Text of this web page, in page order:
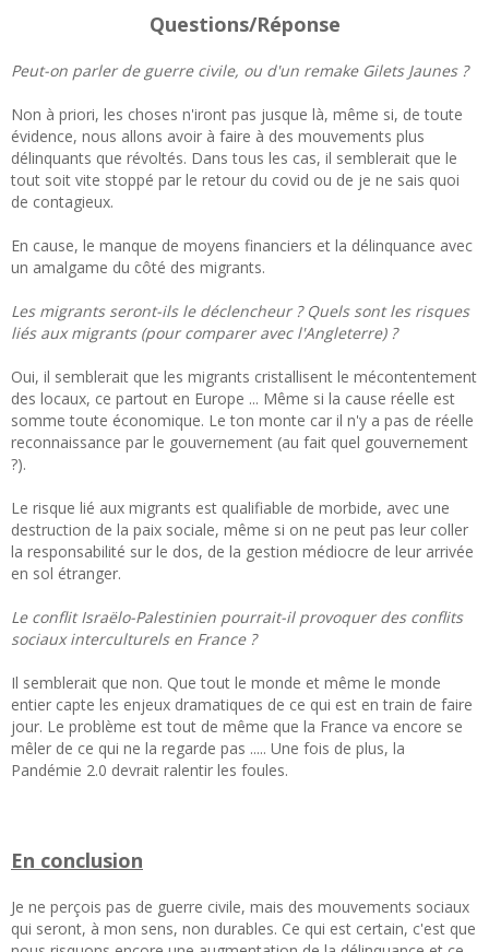
Questions/Réponse
Peut-on parler de guerre civile, ou d'un remake Gilets Jaunes ?
Non à priori, les choses n'iront pas jusque là, même si, de toute
évidence, nous allons avoir à faire à des mouvements plus
délinquants que révoltés. Dans tous les cas, il semblerait que le
tout soit vite stoppé par le retour du covid ou de je ne sais quoi
de contagieux.
En cause, le manque de moyens financiers et la délinquance avec
un amalgame du côté des migrants.
Les migrants seront-ils le déclencheur ? Quels sont les risques
liés aux migrants (pour comparer avec l'Angleterre) ?
Oui, il semblerait que les migrants cristallisent le mécontentement
des locaux, ce partout en Europe ... Même si la cause réelle est
somme toute économique. Le ton monte car il n'y a pas de réelle
reconnaissance par le gouvernement (au fait quel gouvernement
?).
Le risque lié aux migrants est qualifiable de morbide, avec une
destruction de la paix sociale, même si on ne peut pas leur coller
la responsabilité sur le dos, de la gestion médiocre de leur arrivée
en sol étranger.
Le conflit Israëlo-Palestinien pourrait-il provoquer des conflits
sociaux interculturels en France ?
Il semblerait que non. Que tout le monde et même le monde
entier capte les enjeux dramatiques de ce qui est en train de faire
jour. Le problème est tout de même que la France va encore se
mêler de ce qui ne la regarde pas ..... Une fois de plus, la
Pandémie 2.0 devrait ralentir les foules.
En conclusion
Je ne perçois pas de guerre civile, mais des mouvements sociaux
qui seront, à mon sens, non durables. Ce qui est certain, c'est que